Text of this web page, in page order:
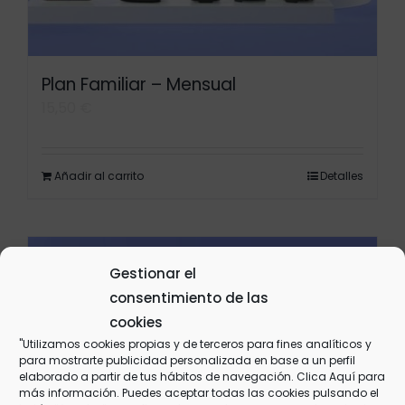
Gestionar el
consentimiento de las
cookies
"Utilizamos cookies propias y de terceros para fines analíticos y
para mostrarte publicidad personalizada en base a un perfil
elaborado a partir de tus hábitos de navegación. Clica Aquípara
más información. Puedes aceptar todas las cookies pulsando el
Plan Familiar – Mensual
Añadir al carrito Detalles